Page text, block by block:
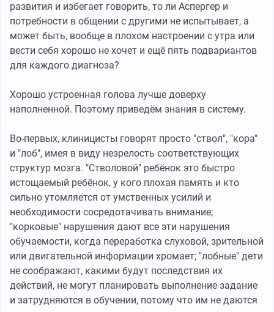
развития и избегает говорить, то ли Аспергер и
потребности в общении с другими не испытывает, а
может быть, вообще в плохом настроении с утра или
вести себя хорошо не хочет и ещё пять подвариантов
для каждого диагноза?
Хорошо устроенная голова лучше доверху
наполненной. Поэтому приведём знания в систему.
Во-первых, клиницисты говорят просто "ствол", "кора"
и "лоб", имея в виду незрелость соответствующих
структур мозга. "Стволовой" ребёнок это быстро
истощаемый ребёнок, у кого плохая память и кто
сильно утомляется от умственных усилий и
необходимости сосредотачивать внимание;
"корковые" нарушения дают все эти нарушения
обучаемости, когда переработка слуховой, зрительной
или двигательной информации хромает; "лобные" дети
не соображают, какими будут последствия их
действий, не могут планировать выполнение задание
и затрудняются в обучении, потому что им не даются